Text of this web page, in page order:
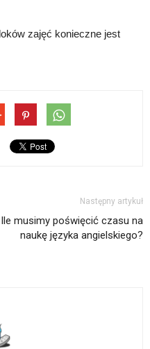
zajęć konieczne jest
Następny artykuł
Ile musimy poświęcić czasu na
naukę języka angielskiego?